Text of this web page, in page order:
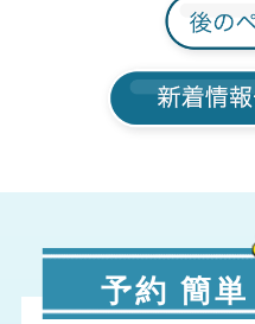
予約 簡単